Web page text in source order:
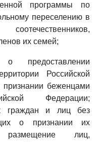
программы по
переселению в
их семей;
о предоставлении
Российской
признании беженцами
Федерации;
граждан и лиц без
о признании их
размещение лиц,